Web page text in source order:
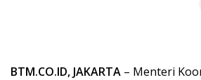
BTM.CO.ID, JAKARTA – Menteri